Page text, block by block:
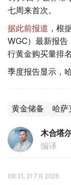
七周来首次。
据此前报道 ，根
WGC）最新报
行黄金购买量排
季度报告显示，
黄金储备 哈萨
木合塔
编译
08:31, 31 7月 2026